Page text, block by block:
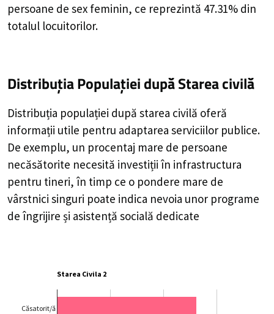
persoane de sex feminin, ce reprezintă 47.31% din
totalul locuitorilor.
Distribuția Populațieidupă Starea civilă
Distribuția populației după starea civilă oferă
informații utile pentru adaptarea serviciilor publice.
De exemplu, un procentaj mare de persoane
necăsătorite necesită investiții în infrastructura
pentru tineri, în timp ce o pondere mare de
vârstnici singuri poate indica nevoia unor programe
de îngrijire și asistență socială dedicate
Starea Civila 2
Căsatorit/ă